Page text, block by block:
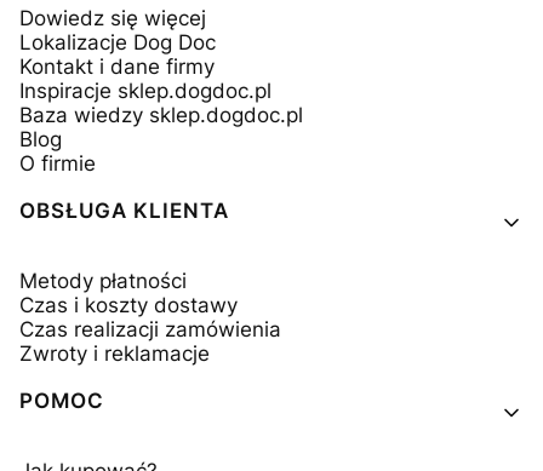
Dowiedz się więcej
Lokalizacje Dog Doc
Kontakt i dane firmy
Inspiracje sklep.dogdoc.pl
Baza wiedzy sklep.dogdoc.pl
Blog
O firmie
OBSŁUGA KLIENTA
Metody płatności
Czas i koszty dostawy
Czas realizacji zamówienia
Zwroty i reklamacje
POMOC